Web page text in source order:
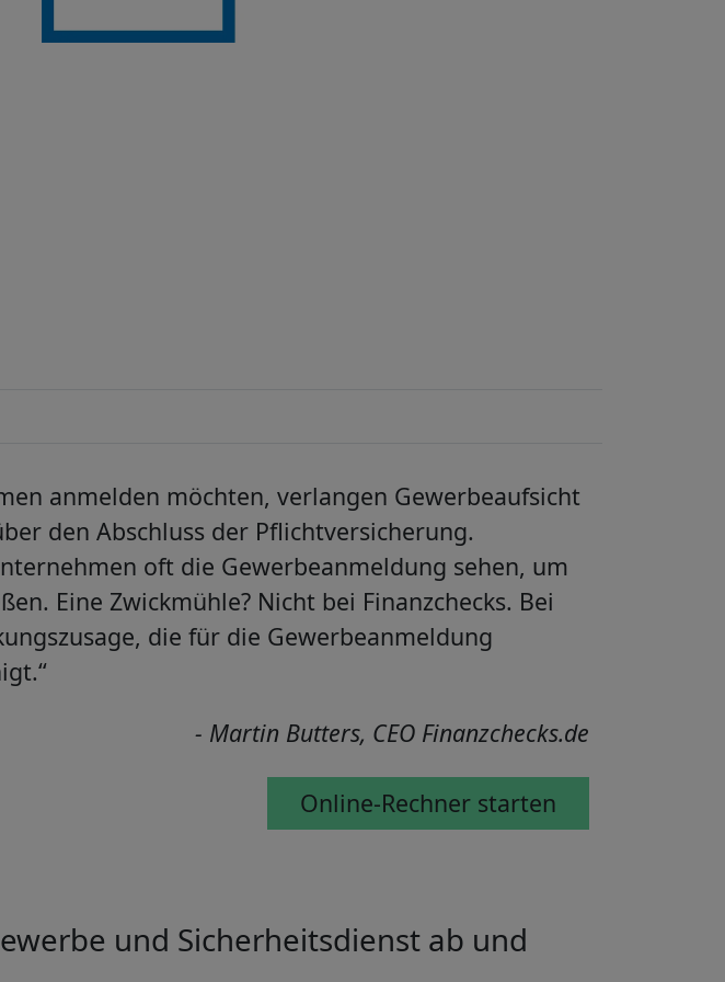
anmelden möchten, verlangen Gewerbeaufsicht
den Abschluss der Pflichtversicherung.
oft die Gewerbeanmeldung sehen, um
Eine Zwickmühle? Nicht bei Finanzchecks. Bei
die für die Gewerbeanmeldung
- Martin Butters, CEO Finanzchecks.de
Online-Rechner starten
und Sicherheitsdienst ab und